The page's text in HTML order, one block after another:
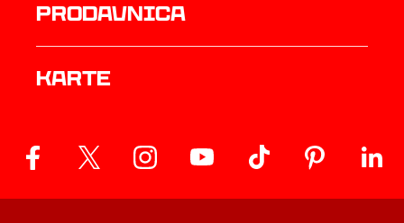
prodavnica
Karte